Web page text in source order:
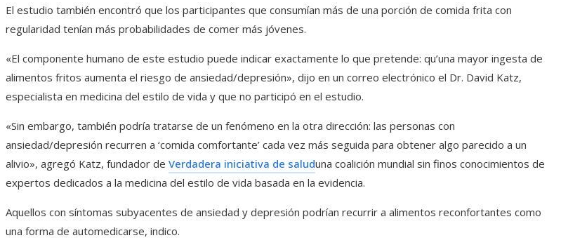
El estudio también encontró que los participantes que consumían más de una porción de comida frita con
regularidad tenían más probabilidades de comer más jóvenes.
«El componente humano de este estudio puede indicar exactamente lo que pretende: qu’una mayor ingesta de
alimentos fritos aumenta el riesgo de ansiedad/depresión», dijo en un correo electrónico el Dr. David Katz,
especialista en medicina del estilo de vida y que no participó en el estudio.
«Sin embargo, también podría tratarse de un fenómeno en la otra dirección: las personas con
ansiedad/depresión recurren a ‘comida comfortante’ cada vez más seguida para obtener algo parecido a un
alivio», agregó Katz, fundador de Verdadera iniciativa de saluduna coalición mundial sin finos conocimientos de
expertos dedicados a la medicina del estilo de vida basada en la evidencia.
Aquellos con síntomas subyacentes de ansiedad y depresión podrían recurrir a alimentos reconfortantes como
una forma de automedicarse, indico.